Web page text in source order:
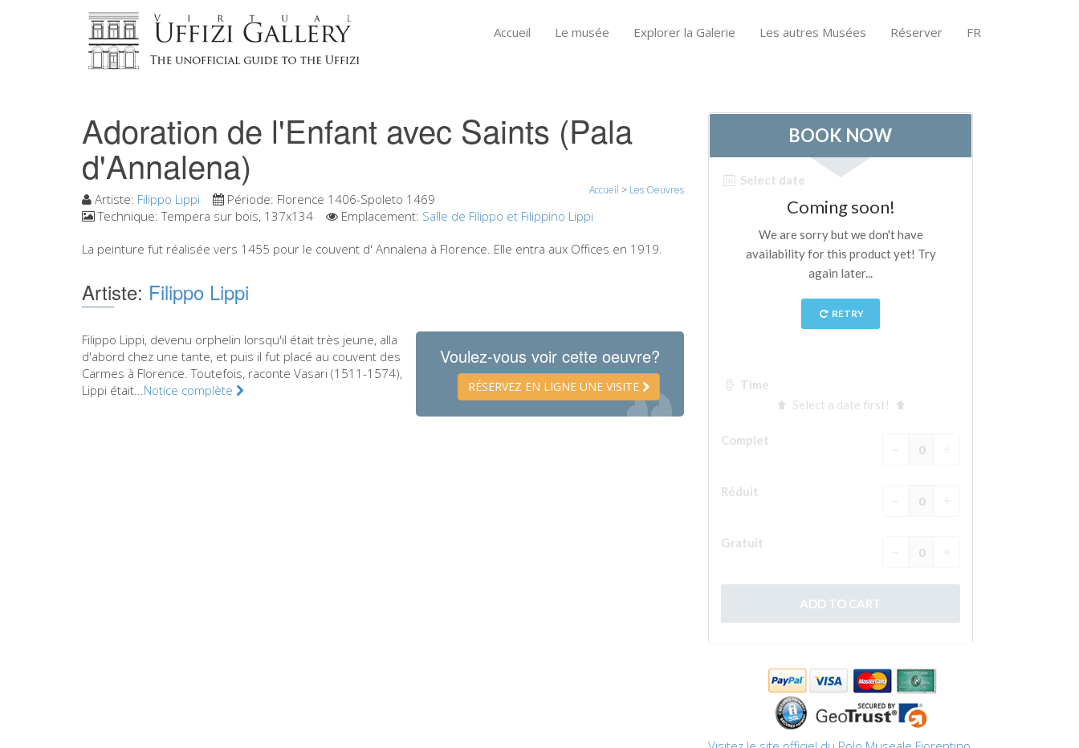
Accueil Le musée Explorer la Galerie Les autres Musées Réserver FR
Adoration de l'Enfant avec Saints (Pala
d'Annalena)
Accueil > Les Oeuvres
Artiste: Filippo Lippi Période: Florence 1406-Spoleto 1469
Technique:Tempera sur bois, 137x134 Emplacement: Salle de Filippo et Filippino Lippi
La peinture fut réalisée vers 1455 pour le couvent d' Annalena à Florence. Elle entra aux Offices en 1919.
Artiste: Filippo Lippi
Voulez-vous voir cette oeuvre?
RÉSERVEZ EN LIGNE UNE VISITE
Filippo Lippi, devenu orphelin lorsqu'il était très jeune, alla
d'abord chez une tante, et puis il fut placé au couvent des
Carmes à Florence. Toutefois, raconte Vasari (1511-1574),
Lippi était...Notice complète